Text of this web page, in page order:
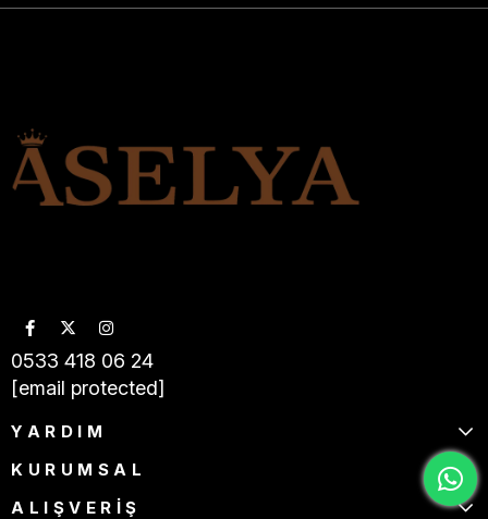
0533 418 06 24
[email protected]
YARDIM
KURUMSAL
ALIŞVERİŞ